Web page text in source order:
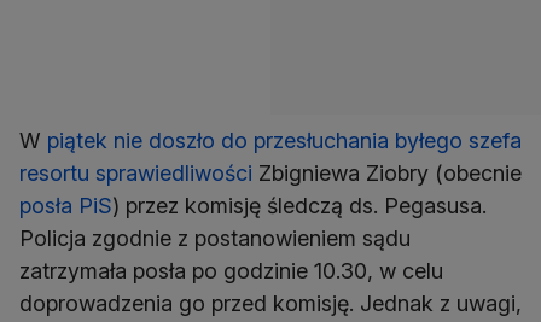
W piątek nie doszło do przesłuchania byłego szefa
resortu sprawiedliwości Zbigniewa Ziobry (obecnie
posła PiS) przez komisję śledczą ds. Pegasusa.
Policja zgodnie z postanowieniem sądu
zatrzymała posła po godzinie 10.30, w celu
doprowadzenia go przed komisję. Jednak z uwagi,